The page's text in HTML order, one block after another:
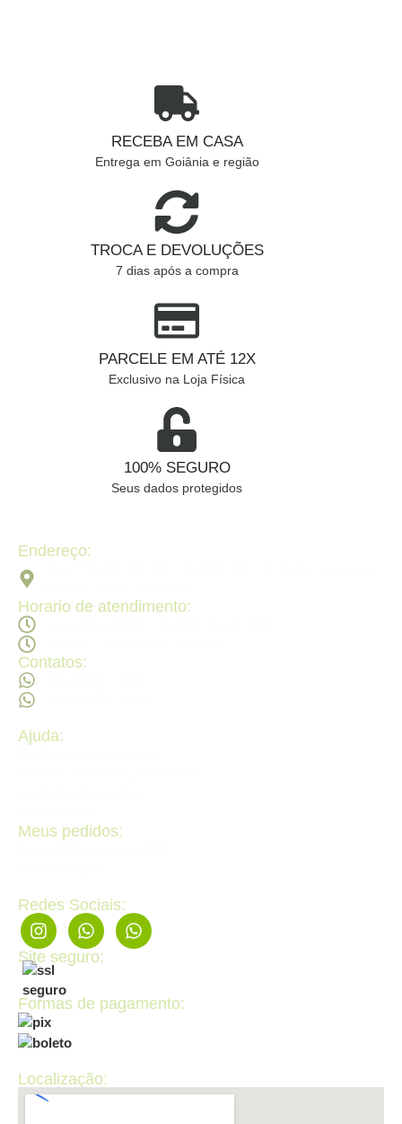
RECEBA EM CASA
Entrega em Goiânia e região
TROCA E DEVOLUÇÕES
7 dias após a compra
PARCELE EM ATÉ 12X
Exclusivo na Loja Física
100% SEGURO
Seus dados protegidos
Endereço:
Horario de atendimento:
Contatos:
Ajuda:
Meus pedidos:
Redes Sociais:
Site seguro:
Formas de pagamento:
Localização: